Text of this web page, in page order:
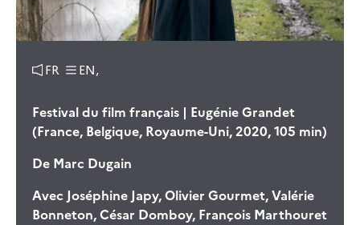
FR EN,
Festival du film français | Eugénie Grandet
(France, Belgique, Royaume-Uni, 2020, 105 min)
De Marc Dugain
Avec Joséphine Japy, Olivier Gourmet, Valérie
Bonneton, César Domboy, François Marthouret